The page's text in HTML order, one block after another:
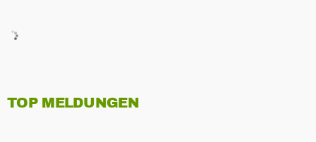
TOP MELDUNGEN